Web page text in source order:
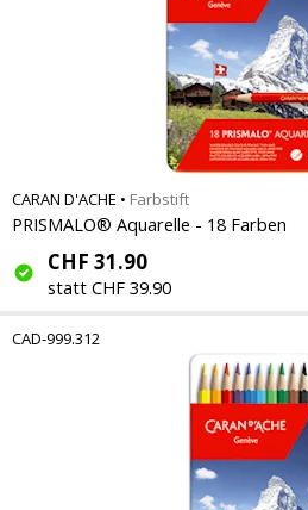
CARAN D'ACHE • Farbstift
PRISMALO® Aquarelle - 18 Farben
CHF 31.90
statt CHF 39.90
CAD-999.312